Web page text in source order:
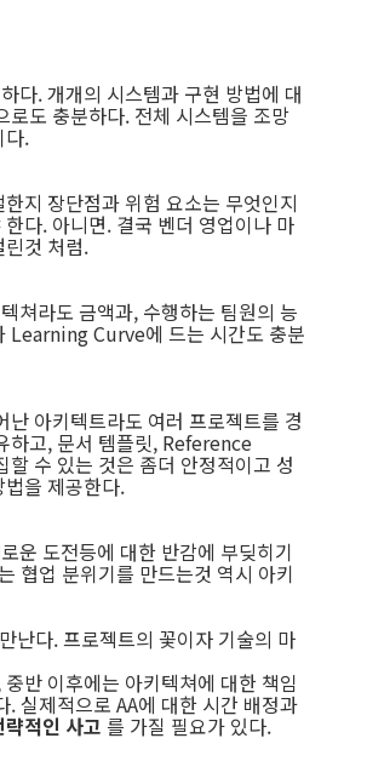
다. 개개의 시스템과 구현 방법에 대
도 충분하다. 전체 시스템을 조망
다.
지 장단점과 위험 요소는 무엇인지
다. 아니면. 결국 벤더 영업이나 마
것 처럼.
쳐라도 금액과, 수행하는 팀원의 능
Learning Curve에 드는 시간도 충분
아키텍트라도 여러 프로젝트를 경
하고, 문서 템플릿, Reference
수 있는 것은 좀더 안정적이고 성
을 제공한다.
운 도전등에 대한 반감에 부딪히기
협업 분위기를 만드는것 역시 아키
다. 프로젝트의 꽃이자 기술의 마
반 이후에는 아키텍쳐에 대한 책임
실제적으로 AA에 대한 시간 배정과
략적인 사고 를 가질 필요가 있다.